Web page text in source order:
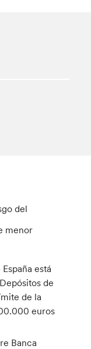
del
menor
está
de
de la
euros
Banca